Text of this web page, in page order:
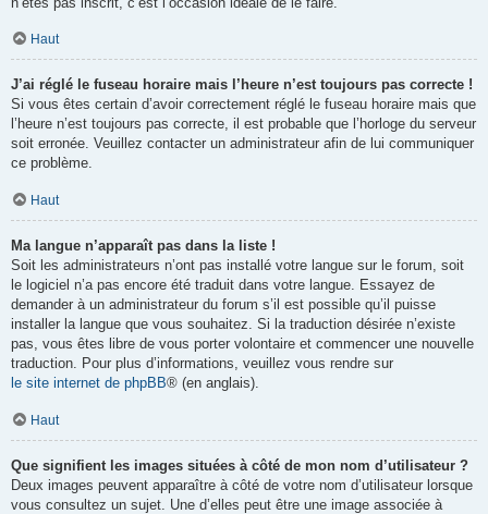
Haut
J’ai réglé le fuseau horaire mais l’heure n’est toujours pas correcte !
Si vous êtes certain d’avoir correctement réglé le fuseau horaire mais que
l’heure n’est toujours pas correcte, il est probable que l’horloge du serveur
soit erronée. Veuillez contacter un administrateur afin de lui communiquer
ce problème.
Haut
Ma langue n’apparaît pas dans la liste !
Soit les administrateurs n’ont pas installé votre langue sur le forum, soit
le logiciel n’a pas encore été traduit dans votre langue. Essayez de
demander à un administrateur du forum s’il est possible qu’il puisse
installer la langue que vous souhaitez. Si la traduction désirée n’existe
pas, vous êtes libre de vous porter volontaire et commencer une nouvelle
traduction. Pour plus d’informations, veuillez vous rendre sur
le site internet de phpBB® (en anglais).
Haut
Que signifient les images situées à côté de mon nom d’utilisateur ?
Deux images peuvent apparaître à côté de votre nom d’utilisateur lorsque
vous consultez un sujet. Une d’elles peut être une image associée à